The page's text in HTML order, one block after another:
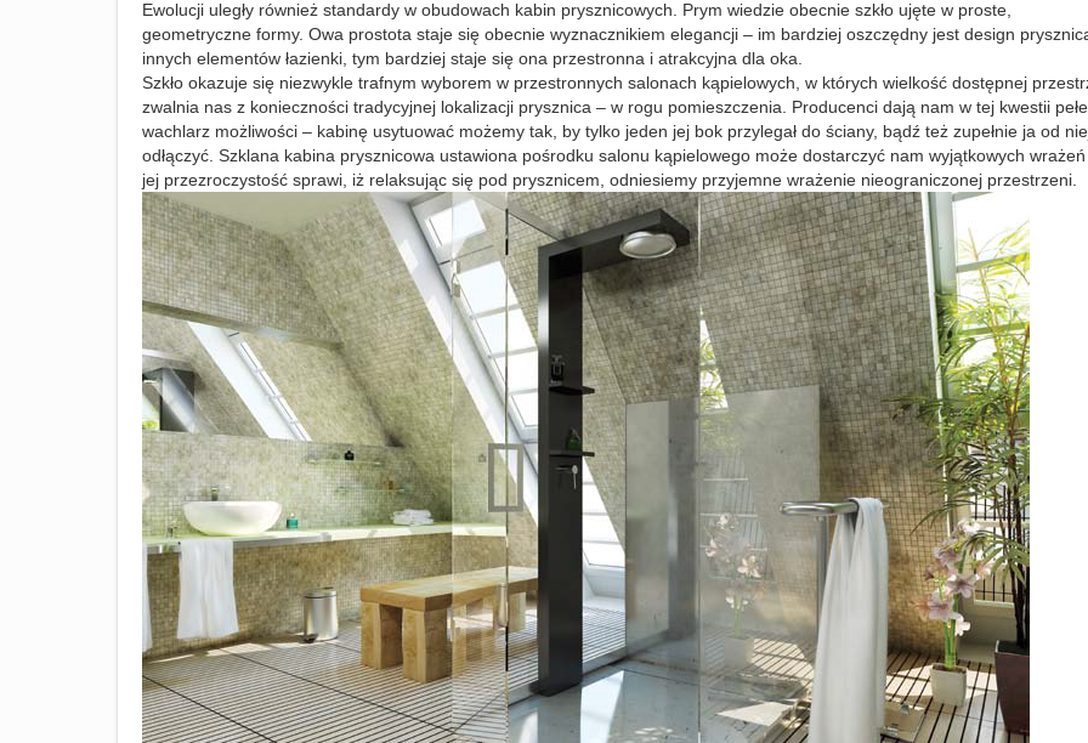
Ewolucji uległy również standardy w obudowach kabin prysznicowych. Prym wiedzie obecnie szkło ujęte w proste,
geometryczne formy. Owa prostota staje się obecnie wyznacznikiem elegancji – im bardziej oszczędny jest design
innych elementów łazienki, tym bardziej staje się ona przestronna i atrakcyjna dla oka.
Szkło okazuje się niezwykle trafnym wyborem w przestronnych salonach kąpielowych, w których wielkość dostępnej
zwalnia nas z konieczności tradycyjnej lokalizacji prysznica – w rogu pomieszczenia. Producenci dają nam w tej kwestii
wachlarz możliwości – kabinę usytuować możemy tak, by tylko jeden jej bok przylegał do ściany, bądź też zupełnie ja od
odłączyć. Szklana kabina prysznicowa ustawiona pośrodku salonu kąpielowego może dostarczyć nam wyjątkowych
jej przezroczystość sprawi, iż relaksując się pod prysznicem, odniesiemy przyjemne wrażenie nieograniczonej przestrzeni.